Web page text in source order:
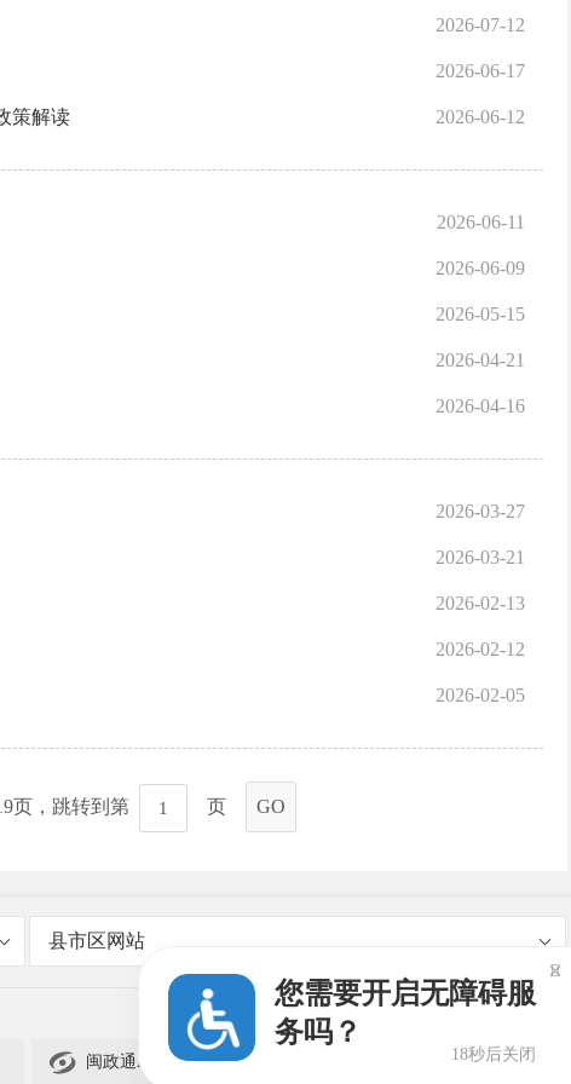
2026-07-12
2026-06-17
2026-06-12
策解读
2026-06-11
2026-06-09
2026-05-15
2026-04-21
2026-04-16
2026-03-27
2026-03-21
2026-02-13
2026-02-12
2026-02-05
页，跳转到第 页 GO
县市区网站
 闽政通APP
您需要开启无障碍服
务吗？
18秒后关闭
